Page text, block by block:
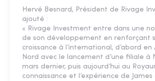
Hervé Besnard, Président de Rivage
ajouté :
« Rivage Investment entre dans une
de son développement en renforçant
croissance à l’international, d’abord
Nord avec le lancement d’une filiale à
mars dernier, puis aujourd’hui au
connaissance et l’expérience de